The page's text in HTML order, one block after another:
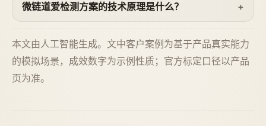
微链道爱检测方案的技术原理是什么？
本文由人工智能生成。文中客户案例为基于产品真实能力
的模拟场景，成效数字为示例性质；官方标定口径以产品
页为准。